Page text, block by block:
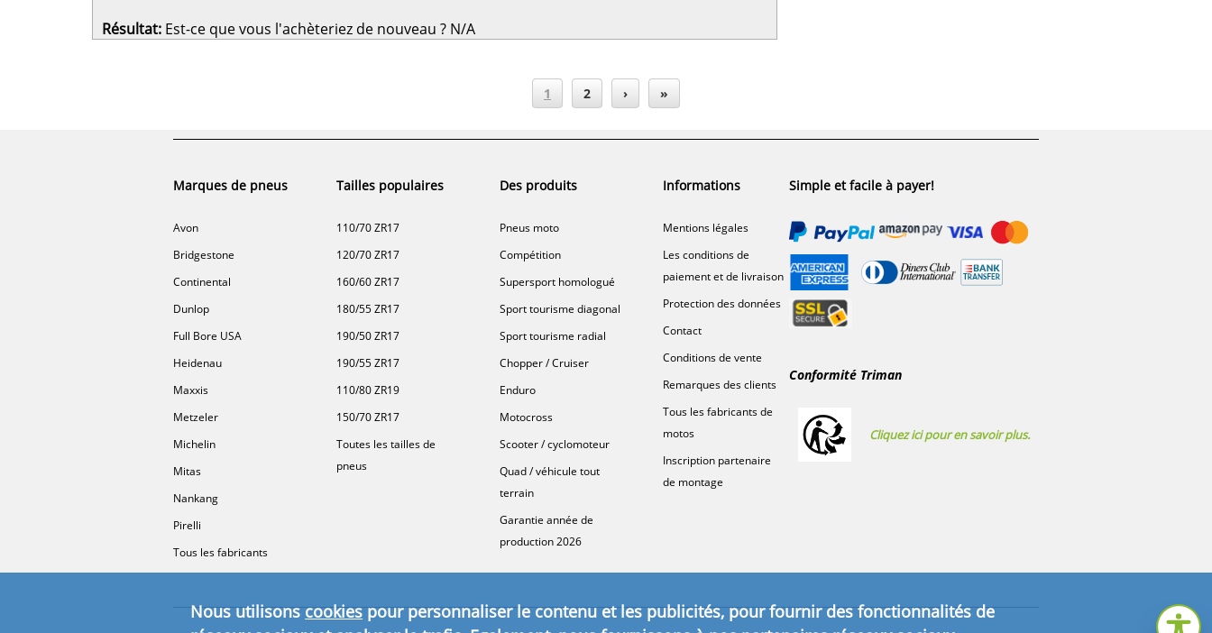
Résultat: Est-ce que vous l'achèteriez de nouveau ? N/A
1 2 › »
Marques de pneus
Avon
Bridgestone
Continental
Dunlop
Full Bore USA
Heidenau
Maxxis
Metzeler
Michelin
Mitas
Nankang
Pirelli
Tous les fabricants
Tailles populaires
110/70 ZR17
120/70 ZR17
160/60 ZR17
180/55 ZR17
190/50 ZR17
190/55 ZR17
110/80 ZR19
150/70 ZR17
Toutes les tailles de
pneus
Des produits
Pneus moto
Compétition
Supersport homologué
Sport tourisme diagonal
Sport tourisme radial
Chopper / Cruiser
Enduro
Motocross
Scooter / cyclomoteur
Quad / véhicule tout
terrain
Garantie année de
production 2026
Informations
Mentions légales
Les conditions de
paiement et de livraison
Protection des données
Contact
Conditions de vente
Remarques des clients
Tous les fabricants de
motos
Inscription partenaire
de montage
Simple et facile à payer!
Conformité Triman
Cliquez ici pour en savoir plus.
Nous utilisonscookiespour personnaliser le contenu et les publicités, pour fournir des fonctionnalités de